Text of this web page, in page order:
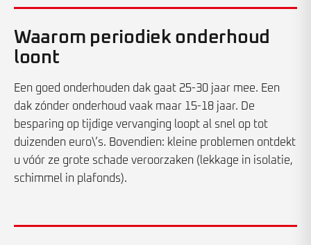
Waarom periodiek onderhoud
loont
Een goed onderhouden dak gaat 25-30 jaar mee. Een
dak zónder onderhoud vaak maar 15-18 jaar. De
besparing op tijdige vervanging loopt al snel op tot
duizenden euro\’s. Bovendien: kleine problemen ontdekt
u vóór ze grote schade veroorzaken (lekkage in isolatie,
schimmel in plafonds).